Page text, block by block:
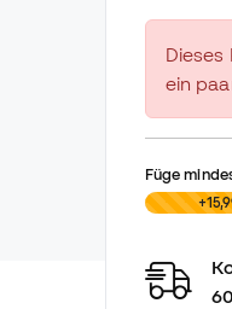
Dieses
ein
Füge
0,00 €